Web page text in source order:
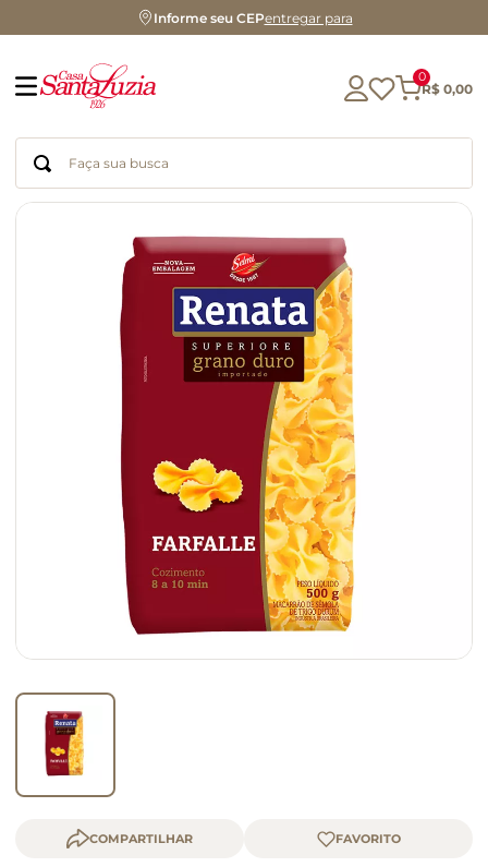
Informe seu CEPentregar para
0
R$ 0,00
Faça sua busca
COMPARTILHAR